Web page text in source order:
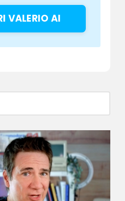
VALERIO AI